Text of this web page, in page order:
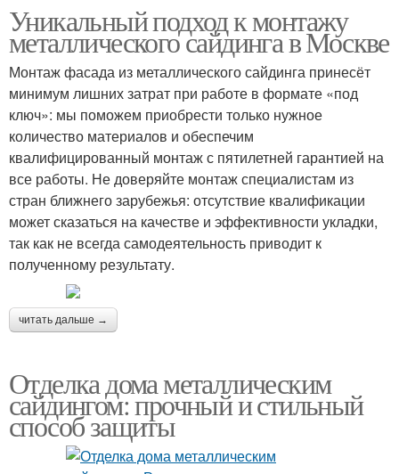
Уникальный подход к монтажу
металлического сайдинга в Москве
Монтаж фасада из металлического сайдинга принесёт
минимум лишних затрат при работе в формате «под
ключ»: мы поможем приобрести только нужное
количество материалов и обеспечим
квалифицированный монтаж с пятилетней гарантией на
все работы. Не доверяйте монтаж специалистам из
стран ближнего зарубежья: отсутствие квалификации
может сказаться на качестве и эффективности укладки,
так как не всегда самодеятельность приводит к
полученному результату.
читать дальше →
Отделка дома металлическим
сайдингом: прочный и стильный
способ защиты